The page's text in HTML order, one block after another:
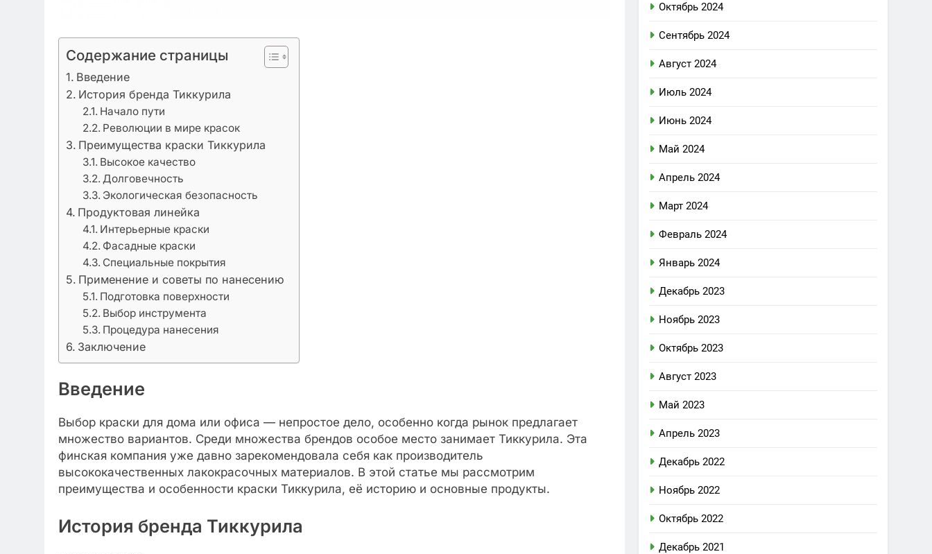
Содержание страницы
Введение
История бренда Тиккурила
Начало пути
Революции в мире красок
Преимущества краски Тиккурила
Высокое качество
Долговечность
Экологическая безопасность
Продуктовая линейка
Интерьерные краски
Фасадные краски
Специальные покрытия
Применение и советы по нанесению
Подготовка поверхности
Выбор инструмента
Процедура нанесения
Заключение
Введение
Выбор краски для дома или офиса — непростое дело, особенно когда рынок предлагает
множество вариантов. Среди множества брендов особое место занимает Тиккурила. Эта
финская компания уже давно зарекомендовала себя как производитель
высококачественных лакокрасочных материалов. В этой статье мы рассмотрим
преимущества и особенности краски Тиккурила, её историю и основные продукты.
История бренда Тиккурила
Октябрь 2024
Сентябрь 2024
Август 2024
Июль 2024
Июнь 2024
Май 2024
Апрель 2024
Март 2024
Февраль 2024
Январь 2024
Декабрь 2023
Ноябрь 2023
Октябрь 2023
Август 2023
Май 2023
Апрель 2023
Декабрь 2022
Ноябрь 2022
Октябрь 2022
Декабрь 2021